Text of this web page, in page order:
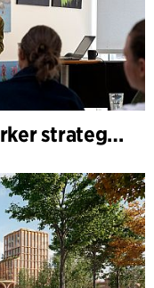
C.F. Møller Architects styrker strategisk rådgivning i tidlige faser